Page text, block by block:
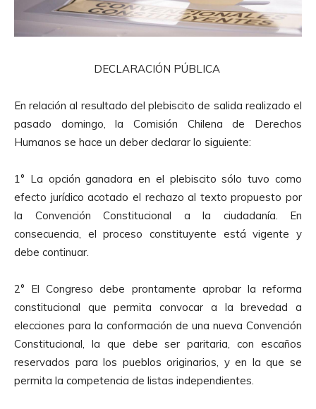
DECLARACIÓN PÚBLICA
En relación al resultado del plebiscito de salida realizado el
pasado domingo, la Comisión Chilena de Derechos
Humanos se hace un deber declarar lo siguiente:
1° La opción ganadora en el plebiscito sólo tuvo como
efecto jurídico acotado el rechazo al texto propuesto por
la Convención Constitucional a la ciudadanía. En
consecuencia, el proceso constituyente está vigente y
debe continuar.
2° El Congreso debe prontamente aprobar la reforma
constitucional que permita convocar a la brevedad a
elecciones para la conformación de una nueva Convención
Constitucional, la que debe ser paritaria, con escaños
reservados para los pueblos originarios, y en la que se
permita la competencia de listas independientes.